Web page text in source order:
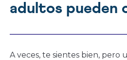
adultos pueden
A veces, te sientes bien, pero